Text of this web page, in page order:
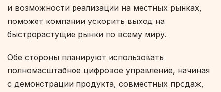
и возможности реализации на местных рынках,
поможет компании ускорить выход на
быстрорастущие рынки по всему миру.
Обе стороны планируют использовать
полномасштабное цифровое управление, начиная
с демонстрации продукта, совместных продаж,